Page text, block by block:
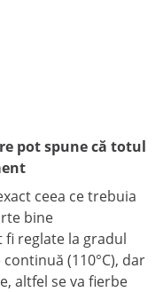
pot spune că totul
ceea ce trebuia
bine
reglate la gradul
(110°C), dar
altfel se va fierbe